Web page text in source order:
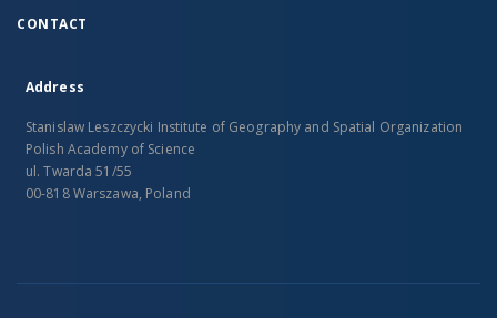
CONTACT
Address
Stanislaw Leszczycki Institute of Geography and Spatial Organization
Polish Academy of Science
ul. Twarda 51/55
00-818 Warszawa, Poland